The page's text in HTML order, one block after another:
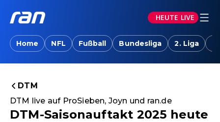
HEUTE LIVE
Home NFL Fußball Bundesliga 2. Liga
DTM
DTM live auf ProSieben, Joyn und ran.de
DTM-Saisonauftakt 2025 heute